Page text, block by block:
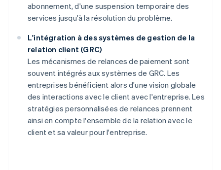
abonnement, d'une suspension temporaire des
services jusqu'à la résolution du problème.
L'intégration à des systèmes de gestion de la
relation client (GRC)
Les mécanismes de relances de paiement sont
souvent intégrés aux systèmes de GRC. Les
entreprises bénéficient alors d'une vision globale
des interactions avec le client avec l'entreprise. Les
stratégies personnalisées de relances prennent
ainsi en compte l'ensemble de la relation avec le
client et sa valeur pour l'entreprise.